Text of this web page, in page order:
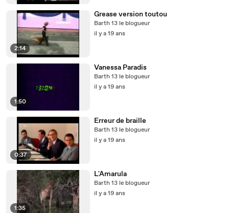
2:14
Grease version toutou
Barth 13 le blogueur
il y a 19 ans
1:50
Vanessa Paradis
Barth 13 le blogueur
il y a 19 ans
0:37
Erreur de braille
Barth 13 le blogueur
il y a 19 ans
1:35
L'Amarula
Barth 13 le blogueur
il y a 19 ans